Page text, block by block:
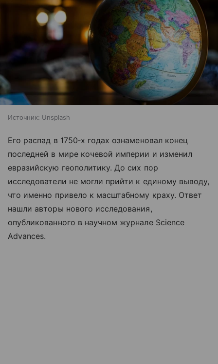
Источник: Unsplash
Его распад в 1750‑х годах ознаменовал конец
последней в мире кочевой империи и изменил
евразийскую геополитику. До сих пор
исследователи не могли прийти к единому выводу,
что именно привело к масштабному краху. Ответ
нашли авторы нового исследования,
опубликованного в научном журнале Science
Advances.